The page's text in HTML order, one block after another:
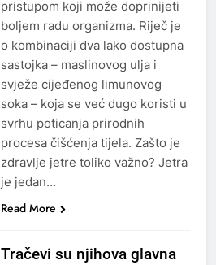
pristupom koji može doprinijeti
boljem radu organizma. Riječ je
o kombinaciji dva lako dostupna
sastojka – maslinovog ulja i
svježe cijeđenog limunovog
soka – koja se već dugo koristi u
svrhu poticanja prirodnih
procesa čišćenja tijela. Zašto je
zdravlje jetre toliko važno? Jetra
je jedan…
Read More
Tračevi su njihova glavna